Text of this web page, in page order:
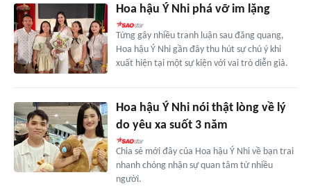
Hoa hậu Ý Nhi phá vỡ im lặng
Từng gây nhiều tranh luận sau đăng quang,
Hoa hậu Ý Nhi gần đây thu hút sự chú ý khi
xuất hiện tại một sự kiện với vai trò diễn giả.
Hoa hậu Ý Nhi nói thật lòng về lý
do yêu xa suốt 3 năm
Chia sẻ mới đây của Hoa hậu Ý Nhi về bạn trai
nhanh chóng nhận sự quan tâm từ nhiều
người.